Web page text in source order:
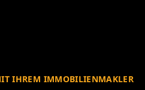
IHREM IMMOBILIENMAKLER